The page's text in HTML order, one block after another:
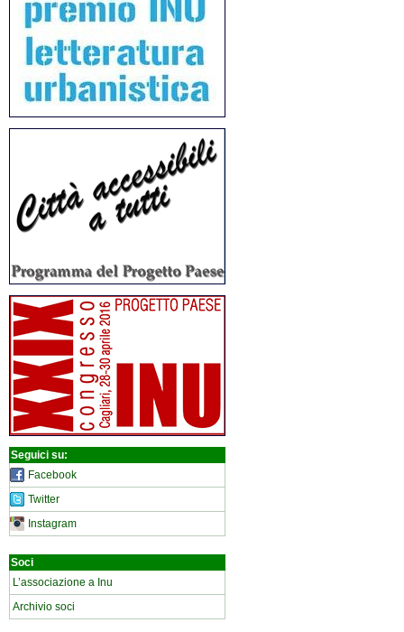
Seguici su:
Facebook
Twitter
Instagram
Soci
L’associazione a Inu
Archivio soci